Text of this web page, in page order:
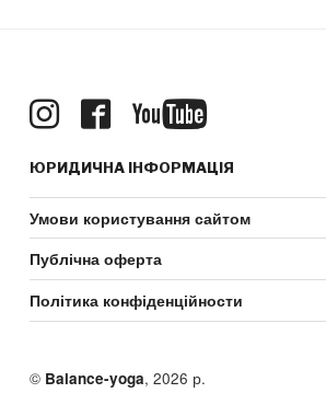
ЮРИДИЧНА ІНФОРМАЦІЯ
Умови користування сайтом
Публічна оферта
Політика конфіденційности
© Balance-yoga, 2026 р.